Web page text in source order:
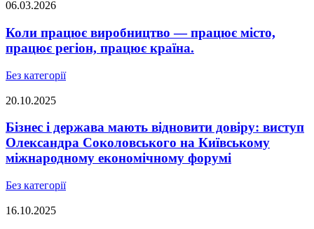
06.03.2026
Коли працює виробництво — працює місто,
працює регіон, працює країна.
Без категорії
20.10.2025
Бізнес і держава мають відновити довіру: виступ
Олександра Соколовського на Київському
міжнародному економічному форумі
Без категорії
16.10.2025